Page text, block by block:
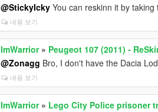
@StickyIcky You can reskinn it by
내용 보기
ImWarrior» Peugeot 107 (2011) -
@Zonagg Bro, I don't have the Dacia
내용 보기
ImWarrior» Lego City Police prisoner